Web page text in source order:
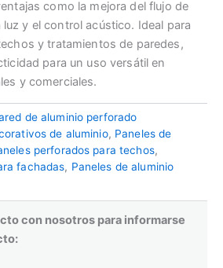
como la mejora del flujo de
y el control acústico. Ideal para
y tratamientos de paredes,
para un uso versátil en
y comerciales.
de aluminio perforado
de aluminio, Paneles de
perforados para techos,
fachadas, Paneles de aluminio
con nosotros para informarse